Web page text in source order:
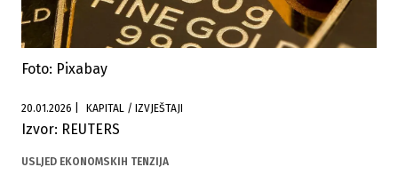
Foto: Pixabay
20.01.2026 KAPITAL / IZVJEŠTAJI
Izvor: REUTERS
USLJED EKONOMSKIH TENZIJA